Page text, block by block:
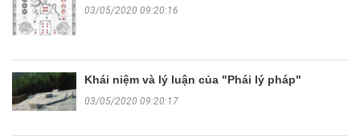
03/05/2020 09:20:16
Khái niệm và lý luận của "Phái lý pháp"
03/05/2020 09:20:17